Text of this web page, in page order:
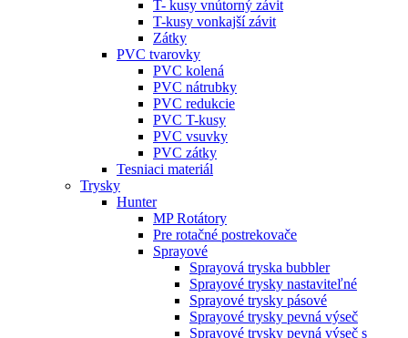
T- kusy vnútorný závit
T-kusy vonkajší závit
Zátky
PVC tvarovky
PVC kolená
PVC nátrubky
PVC redukcie
PVC T-kusy
PVC vsuvky
PVC zátky
Tesniaci materiál
Trysky
Hunter
MP Rotátory
Pre rotačné postrekovače
Sprayové
Sprayová tryska bubbler
Sprayové trysky nastaviteľné
Sprayové trysky pásové
Sprayové trysky pevná výseč
Sprayové trysky pevná výseč s